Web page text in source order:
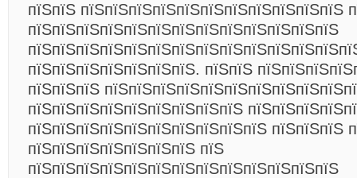
пїЅпїЅ пїЅпїЅпїЅпїЅпїЅпїЅпїЅпїЅпїЅпїЅпїЅ
пїЅпїЅпїЅпїЅпїЅпїЅпїЅпїЅпїЅпїЅпїЅпїЅпїЅ
пїЅпїЅпїЅпїЅпїЅпїЅпїЅ. пїЅпїЅ
пїЅпїЅпїЅ
пїЅпїЅпїЅпїЅпїЅпїЅпїЅпїЅпїЅ
пїЅпїЅпїЅпїЅпїЅпїЅпїЅпїЅпїЅпїЅ пїЅпїЅпїЅ
пїЅпїЅпїЅпїЅпїЅпїЅпїЅ пїЅ
пїЅпїЅпїЅпїЅпїЅпїЅпїЅпїЅпїЅпїЅпїЅпїЅпїЅ